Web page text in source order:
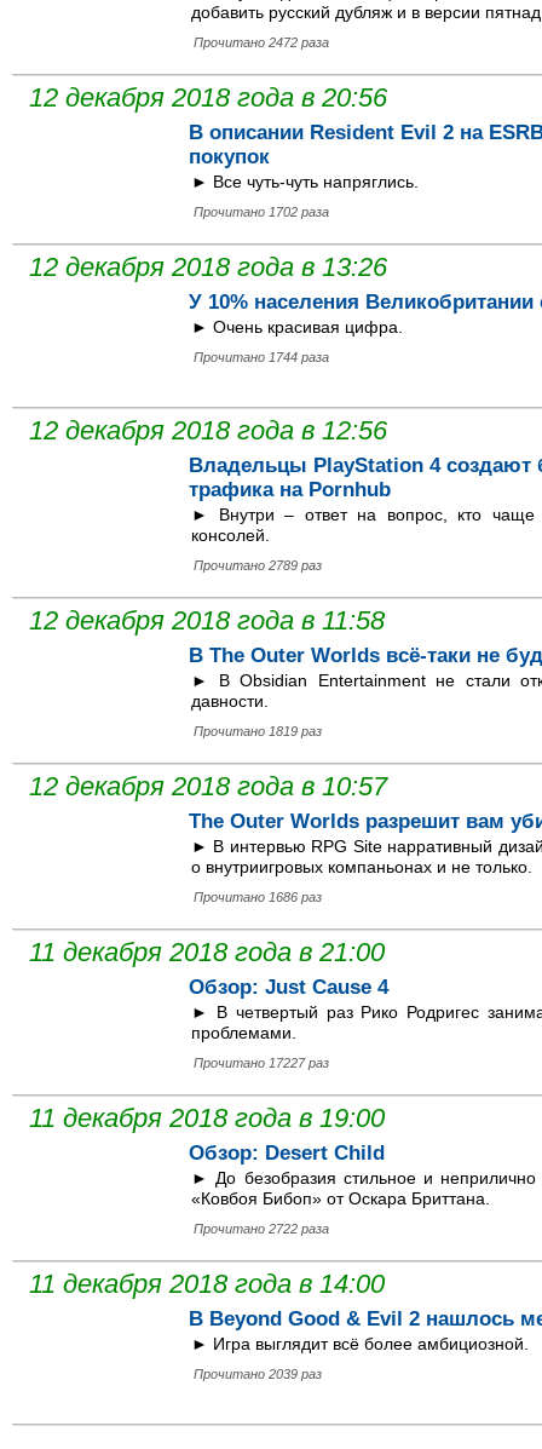
добавить русский дубляж и в версии
Прочитано 2472 раза
12 декабря 2018 года в 20:56
В описании Resident Evil 2 на
покупок
► Все чуть-чуть напряглись.
Прочитано 1702 раза
12 декабря 2018 года в 13:26
У 10% населения Великобритании
► Очень красивая цифра.
Прочитано 1744 раза
12 декабря 2018 года в 12:56
Владельцы PlayStation 4 создают
трафика на Pornhub
► Внутри – ответ на вопрос, кто чаще
консолей.
Прочитано 2789 раз
12 декабря 2018 года в 11:58
В The Outer Worlds всё-таки не
► В Obsidian Entertainment не стали
давности.
Прочитано 1819 раз
12 декабря 2018 года в 10:57
The Outer Worlds разрешит вам
► В интервью RPG Site нарративный
о внутриигровых компаньонах и не только.
Прочитано 1686 раз
11 декабря 2018 года в 21:00
Обзор: Just Cause 4
► В четвертый раз Рико Родригес
проблемами.
Прочитано 17227 раз
11 декабря 2018 года в 19:00
Обзор: Desert Child
► До безобразия стильное и
«Ковбоя Бибоп» от Оскара Бриттана.
Прочитано 2722 раза
11 декабря 2018 года в 14:00
В Beyond Good & Evil 2 нашлось
► Игра выглядит всё более амбициозной.
Прочитано 2039 раз